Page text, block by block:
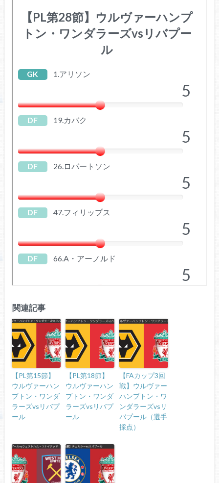
関連記事
【PL第15節】
ウルヴァーハン
プトン・ワンダ
ラーズvsリバプ
ール
【PL第18節】
ウルヴァーハン
プトン・ワンダ
ラーズvsリバプ
ール
【FAカップ3回
戦】ウルヴァー
ハンプトン・ワ
ンダラーズvsリ
バプール（選手
採点）